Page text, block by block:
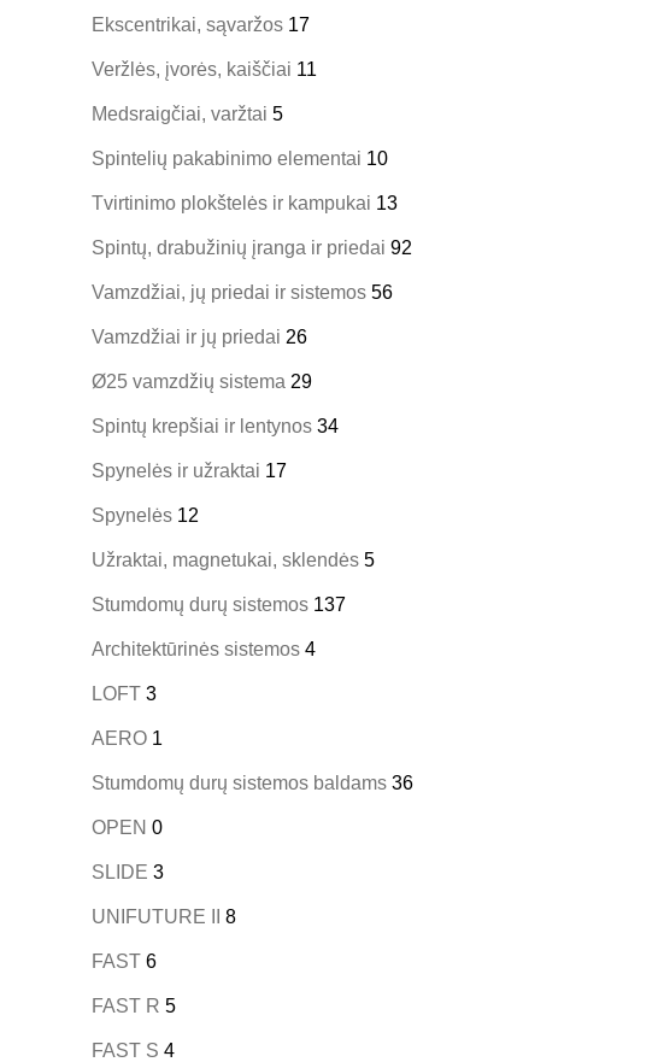
Ekscentrikai, sąvaržos 17
Veržlės, įvorės, kaiščiai 11
Medsraigčiai, varžtai 5
Spintelių pakabinimo elementai 10
Tvirtinimo plokštelės ir kampukai 13
Spintų, drabužinių įranga ir priedai 92
Vamzdžiai, jų priedai ir sistemos 56
Vamzdžiai ir jų priedai 26
Ø25 vamzdžių sistema 29
Spintų krepšiai ir lentynos 34
Spynelės ir užraktai 17
Spynelės 12
Užraktai, magnetukai, sklendės 5
Stumdomų durų sistemos 137
Architektūrinės sistemos 4
LOFT 3
AERO 1
Stumdomų durų sistemos baldams 36
OPEN 0
SLIDE 3
UNIFUTURE II 8
FAST 6
FAST R 5
FAST S 4